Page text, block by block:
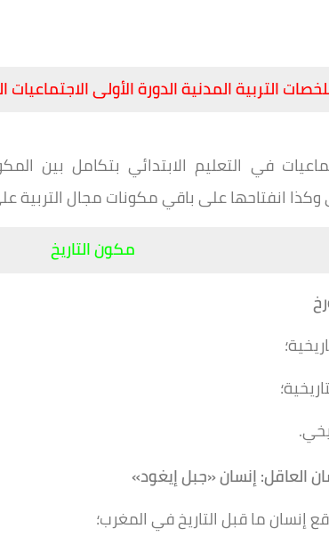
التربية المدنية الدورة الأولى
في التعليم الابتدائي بتكامل بين
وكذا انفتاحها على باقي مكونات مجال التربية
مكون التاريخ
العاقل: إنسان «جبلإيغود»
إنسان ما قبل التاريخ في المغرب؛